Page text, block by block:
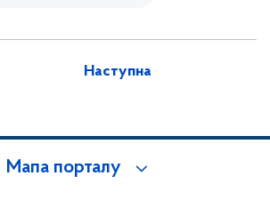
Наступна
Мапа порталу